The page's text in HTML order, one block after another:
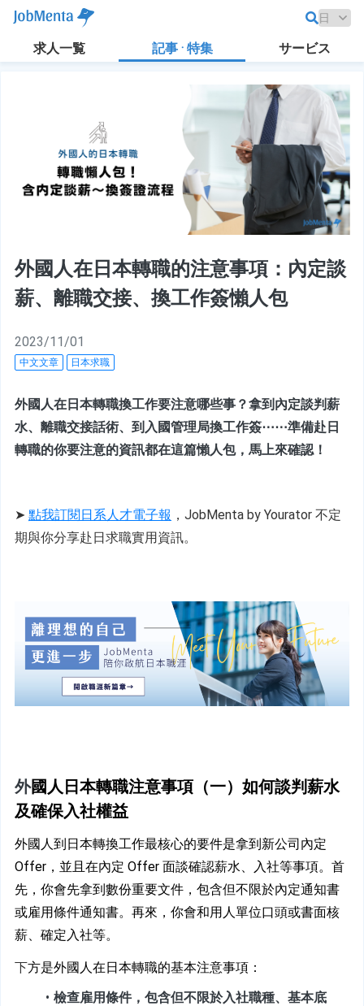
求人一覧 記事 · 特集 サービス
外國人在日本轉職的注意事項：內定談
薪、離職交接、換工作簽懶人包
2023/11/01
中文文章 日本求職
外國人在日本轉職換工作要注意哪些事？拿到內定談判薪
水、離職交接話術、到入國管理局換工作簽⋯⋯準備赴日
轉職的你要注意的資訊都在這篇懶人包，馬上來確認！
➤ 點我訂閱日系人才電子報 ，JobMenta by Yourator 不定
期與你分享赴日求職實用資訊。
外國人日本轉職注意事項（一）如何談判薪水
及確保入社權益
外國人到日本轉換工作最核心的要件是拿到新公司內定
Offer，並且在內定 Offer 面談確認薪水、入社等事項。首
先，你會先拿到數份重要文件，包含但不限於內定通知書
或雇用條件通知書。再來，你會和用人單位口頭或書面核
薪、確定入社等。
下方是外國人在日本轉職的基本注意事項：
檢查雇用條件，包含但不限於入社職種、基本底